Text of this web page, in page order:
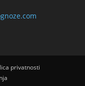
privatnosti